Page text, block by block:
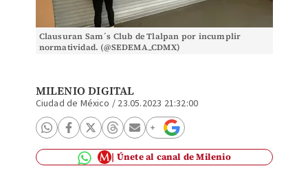
Clausuran Sam´s Club de Tlalpan por incumplir
normatividad. (@SEDEMA_CDMX)
MILENIO DIGITAL
Ciudad de México / 23.05.2023 21:32:00
Únete al canal de Milenio